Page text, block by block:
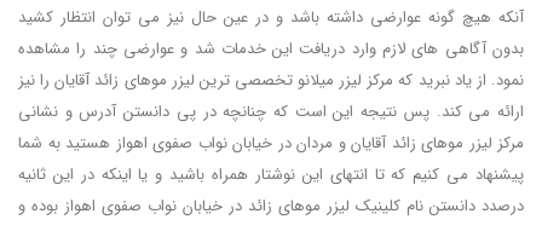
آنکه هیچ گونه عوارضی داشته باشد و در عین حال نیز می توان انتظار کشید
بدون آگاهی های لازم وارد دریافت این خدمات شد و عوارضی چند را مشاهده
نمود. از یاد نبرید که مرکز لیزر میلانو تخصصی ترین لیزر موهای زائد آقایان را نیز
ارائه می کند. پس نتیجه این است که چنانچه در پی دانستن آدرس و نشانی
مرکز لیزر موهای زائد آقایان و مردان در خیابان نواب صفوی اهواز هستید به شما
پیشنهاد می کنیم که تا انتهای این نوشتار همراه باشید و یا اینکه در این ثانیه
درصدد دانستن نام کلینیک لیزر موهای زائد در خیابان نواب صفوی اهواز بوده و